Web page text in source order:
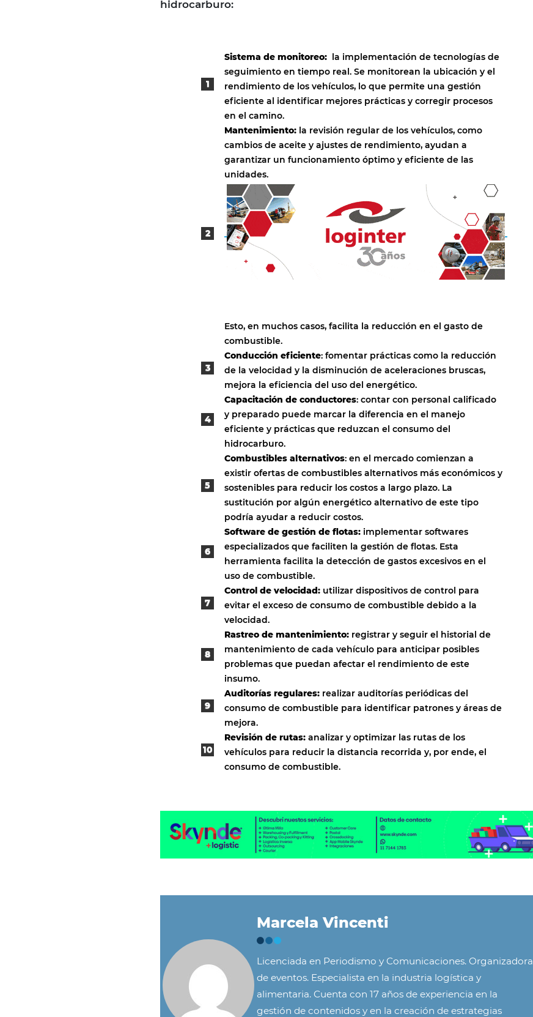
hidrocarburo:
Sistema de monitoreo: la implementación de tecnologías de
seguimiento en tiempo real. Se monitorean la ubicación y el
rendimiento de los vehículos, lo que permite una gestión
eficiente al identificar mejores prácticas y corregir procesos
en el camino.
Mantenimiento: la revisión regular de los vehículos, como
cambios de aceite y ajustes de rendimiento, ayudan a
garantizar un funcionamiento óptimo y eficiente de las
unidades.
Esto, en muchos casos, facilita la reducción en el gasto de
combustible.
Conducción eficiente: fomentar prácticas como la reducción
de la velocidad y la disminución de aceleraciones bruscas,
mejora la eficiencia del uso del energético.
Capacitación de conductores: contar con personal calificado
y preparado puede marcar la diferencia en el manejo
eficiente y prácticas que reduzcan el consumo del
hidrocarburo.
Combustibles alternativos: en el mercado comienzan a
existir ofertas de combustibles alternativos más económicos y
sostenibles para reducir los costos a largo plazo. La
sustitución por algún energético alternativo de este tipo
podría ayudar a reducir costos.
Software de gestión de flotas: implementar softwares
especializados que faciliten la gestión de flotas. Esta
herramienta facilita la detección de gastos excesivos en el
uso de combustible.
Control de velocidad: utilizar dispositivos de control para
evitar el exceso de consumo de combustible debido a la
velocidad.
Rastreo de mantenimiento: registrar y seguir el historial de
mantenimiento de cada vehículo para anticipar posibles
problemas que puedan afectar el rendimiento de este
insumo.
Auditorías regulares: realizar auditorías periódicas del
consumo de combustible para identificar patrones y áreas de
mejora.
Revisión de rutas: analizar y optimizar las rutas de los
vehículos para reducir la distancia recorrida y, por ende, el
consumo de combustible.
Marcela Vincenti
Licenciada en Periodismo y Comunicaciones. Organizadora
de eventos. Especialista en la industria logística y
alimentaria. Cuenta con 17 años de experiencia en la
gestión de contenidos y en la creación de estrategias